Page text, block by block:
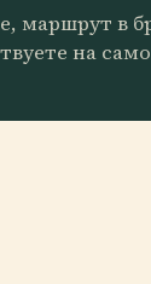
маршрут в
на